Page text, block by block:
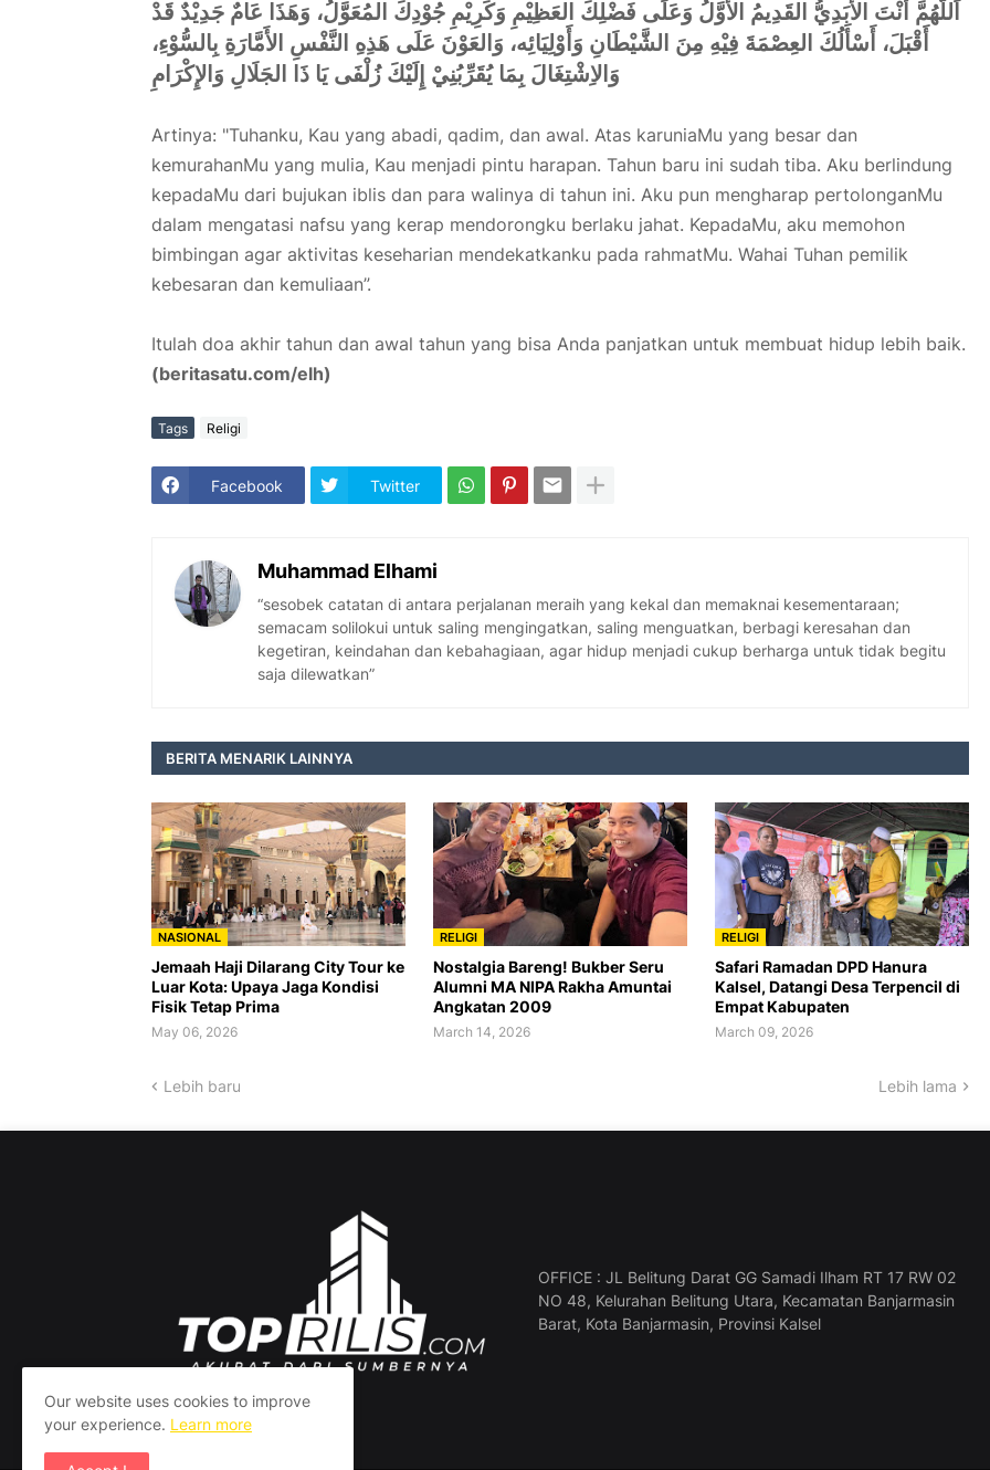
اَللَّهُمَّ أَنْتَ الأَبَدِيُّ القَدِيمُ الأَوَّلُ وَعَلَى فَضْلِكَ العَظِيْمِ وَكَرِيْمِ جُوْدِكَ المُعَوَّلُ، وَهَذَا عَامٌ جَدِيْدٌ قَدْ
أَقْبَلَ، أَسْأَلُكَ العِصْمَةَ فِيْهِ مِنَ الشَّيْطَانِ وَأَوْلِيَائِه، وَالعَوْنَ عَلَى هَذِهِ النَّفْسِ الأَمَّارَةِ بِالسُّوْءِ،
وَالاِشْتِغَالَ بِمَا يُقَرِّبُنِيْ إِلَيْكَ زُلْفَى يَا ذَا الجَلَالِ وَالإِكْرَامِ
Artinya: "Tuhanku, Kau yang abadi, qadim, dan awal. Atas karuniaMu yang besar dan
kemurahanMu yang mulia, Kau menjadi pintu harapan. Tahun baru ini sudah tiba. Aku berlindung
kepadaMu dari bujukan iblis dan para walinya di tahun ini. Aku pun mengharap pertolonganMu
dalam mengatasi nafsu yang kerap mendorongku berlaku jahat. KepadaMu, aku memohon
bimbingan agar aktivitas keseharian mendekatkanku pada rahmatMu. Wahai Tuhan pemilik
kebesaran dan kemuliaan”.
Itulah doa akhir tahun dan awal tahun yang bisa Anda panjatkan untuk membuat hidup lebih baik.
(beritasatu.com/elh)
Tags Religi
Facebook Twitter
Muhammad Elhami
“sesobek catatan di antara perjalanan meraih yang kekal dan memaknai kesementaraan;
semacam solilokui untuk saling mengingatkan, saling menguatkan, berbagi keresahan dan
kegetiran, keindahan dan kebahagiaan, agar hidup menjadi cukup berharga untuk tidak begitu
saja dilewatkan”
BERITA MENARIK LAINNYA
NASIONAL
Jemaah Haji Dilarang City Tour ke
Luar Kota: Upaya Jaga Kondisi
Fisik Tetap Prima
May 06, 2026
RELIGI
Nostalgia Bareng! Bukber Seru
Alumni MA NIPA Rakha Amuntai
Angkatan 2009
March 14, 2026
RELIGI
Safari Ramadan DPD Hanura
Kalsel, Datangi Desa Terpencil di
Empat Kabupaten
March 09, 2026
Lebih baru Lebih lama
OFFICE : JL Belitung Darat GG Samadi Ilham RT 17 RW 02
NO 48, Kelurahan Belitung Utara, Kecamatan Banjarmasin
Barat, Kota Banjarmasin, Provinsi Kalsel
Our website uses cookies to improve
your experience. Learn more